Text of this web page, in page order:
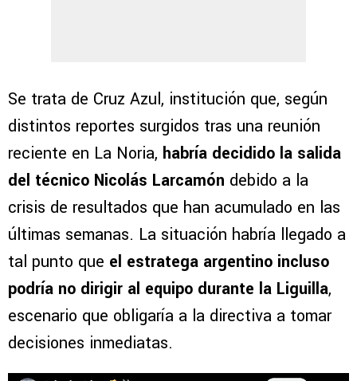
Se trata de Cruz Azul, institución que, según
distintos reportes surgidos tras una reunión
reciente en La Noria, habría decidido la salida
del técnico Nicolás Larcamón debido a la
crisis de resultados que han acumulado en las
últimas semanas. La situación habría llegado a
tal punto que el estratega argentino incluso
podría no dirigir al equipo durante la Liguilla,
escenario que obligaría a la directiva a tomar
decisiones inmediatas.